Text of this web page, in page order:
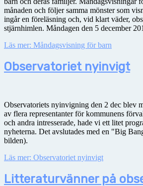
månaden och följer samma mönster som
ingår en föreläsning och, vid klart väder,
stjärnhimlen. Måndagen den 5 december
Läs mer: Måndagsvisning för barn
Observatoriet nyinvigt
Observatoriets nyinvigning den 2 dec blev
av flera representanter för kommunens
och andra intresserade, hade vi ett litet
nyheterna. Det avslutades med en "Big
bilden).
Läs mer: Observatoriet nyinvigt
Litteraturvänner på